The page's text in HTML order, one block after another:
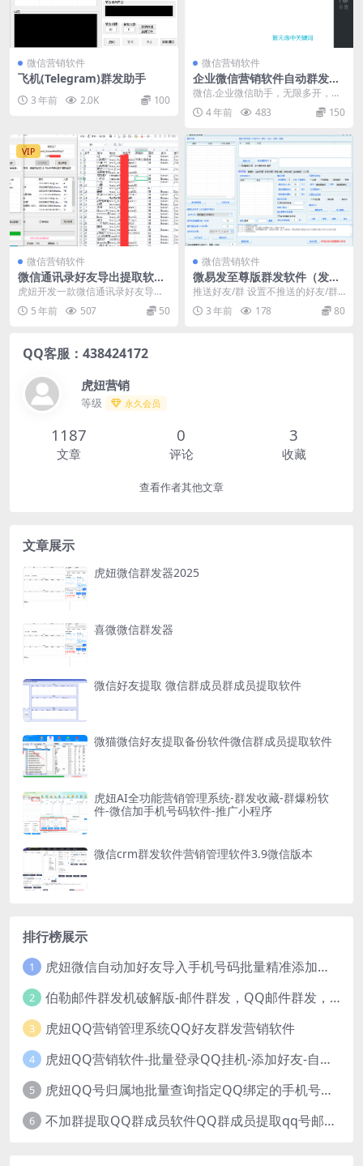
微信营销软件
飞机(Telegram)群发助手
3 年前 2.0K 100
微信营销软件
企业微信营销软件自动群发好
友加手机号码加通讯软件
微信.企业微信助手，无限多开，群
发，拉群，群加好友，手机号爆
粉，关键词回复 自动...
4 年前 483 150
VIP
微信营销软件
微信通讯录好友导出提取软件
微信群成员批量导出备份软件
虎妞开发一款微信通讯录好友导出
软件微信群成员导出软件，可以导
出微信昵称，微信wx...
5 年前 507 50
微信营销软件
微易发至尊版群发软件（发名
片，自动拉群，自动进群，发
收藏）
推送好友/群 设置不推送的好友/群
推送文本/图片/名片/视频/链接 每个
账号推...
3 年前 178 80
QQ客服：438424172
虎妞营销
等级 永久会员
1187
文章
0
评论
3
收藏
查看作者其他文章
文章展示
虎妞微信群发器2025
喜微微信群发器
微信好友提取 微信群成员群成员提取软件
微猫微信好友提取备份软件微信群成员提取软件
虎妞AI全功能营销管理系统-群发收藏-群爆粉软
件-微信加手机号码软件-推广小程序
微信crm群发软件营销管理软件3.9微信版本
排行榜展示
1 虎妞微信自动加好友导入手机号码批量精准添加客户售营销软件微商工具
2 伯勒邮件群发机破解版-邮件群发，QQ邮件群发，邮件群发软件，伯乐邮件群发工具，邮件群发器
3 虎妞QQ营销管理系统QQ好友群发营销软件
4 虎妞QQ营销软件-批量登录QQ挂机-添加好友-自动加群-群发消息-临时会话
5 虎妞QQ号归属地批量查询指定QQ绑定的手机号软件
6 不加群提取QQ群成员软件QQ群成员提取qq号邮箱软件